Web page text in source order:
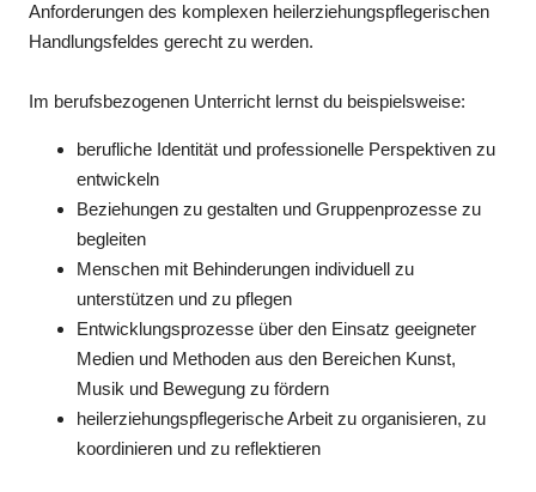
Anforderungen des komplexen heilerziehungspflegerischen
Handlungsfeldes gerecht zu werden.
Im berufsbezogenen Unterricht lernst du beispielsweise:
berufliche Identität und professionelle Perspektiven zu
entwickeln
Beziehungen zu gestalten und Gruppenprozesse zu
begleiten
Menschen mit Behinderungen individuell zu
unterstützen und zu pflegen
Entwicklungsprozesse über den Einsatz geeigneter
Medien und Methoden aus den Bereichen Kunst,
Musik und Bewegung zu fördern
heilerziehungspflegerische Arbeit zu organisieren, zu
koordinieren und zu reflektieren